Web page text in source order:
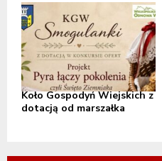
Koło Gospodyń Wiejskich z
dotacją od marszałka